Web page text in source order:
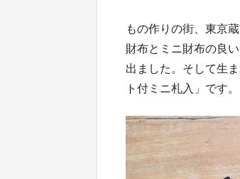
もの作りの街、東京
財布とミニ財布の良
出ました。そして生
ト付ミニ札入」です。